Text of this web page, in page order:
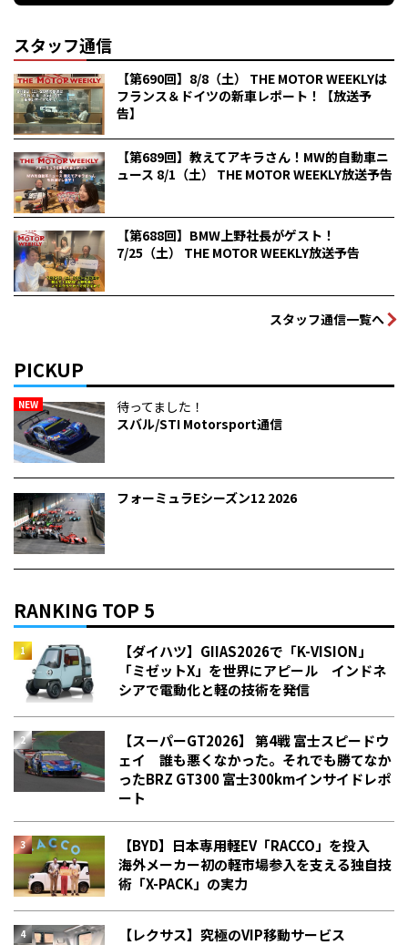
スタッフ通信
【第690回】8/8（土） THE MOTOR WEEKLYは
フランス＆ドイツの新車レポート！【放送予
告】
【第689回】教えてアキラさん！MW的自動車ニ
ュース 8/1（土） THE MOTOR WEEKLY放送予告
【第688回】BMW上野社長がゲスト！
7/25（土） THE MOTOR WEEKLY放送予告
スタッフ通信一覧へ
PICKUP
NEW
待ってました！
スバル/STI Motorsport通信
フォーミュラEシーズン12 2026
RANKING TOP 5
【ダイハツ】GIIAS2026で「K-VISION」
「ミゼットX」を世界にアピール インドネ
シアで電動化と軽の技術を発信
【スーパーGT2026】 第4戦 富士スピードウ
ェイ 誰も悪くなかった。それでも勝てなか
った――BRZ GT300 富士300kmインサイドレポ
ート
【BYD】日本専用軽EV「RACCO」を投入
海外メーカー初の軽市場参入を支える独自技
術「X-PACK」の実力
【レクサス】究極のVIP移動サービス